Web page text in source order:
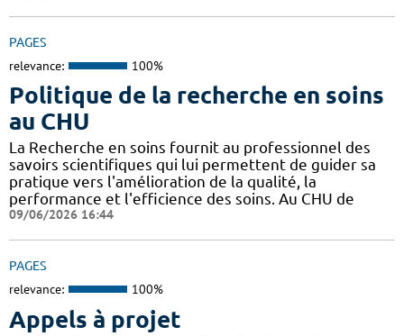
PAGES
relevance: 100%
Politique de la recherche en soins
au CHU
La Recherche en soins fournit au professionnel des
savoirs scientifiques qui lui permettent de guider sa
pratique vers l'amélioration de la qualité, la
performance et l'efficience des soins. Au CHU de
09/06/2026 16:44
PAGES
relevance: 100%
Appels à projet